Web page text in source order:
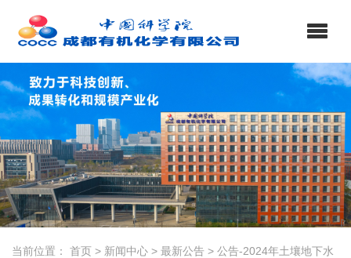
当前位置： 首页 > 新闻中心 > 最新公告 > 公告-2024年土壤地下水